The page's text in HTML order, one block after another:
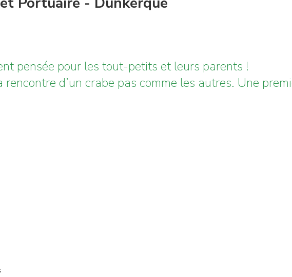
pensée pour les tout-petits et leurs parents !
d’un crabe pas comme les autres. Une